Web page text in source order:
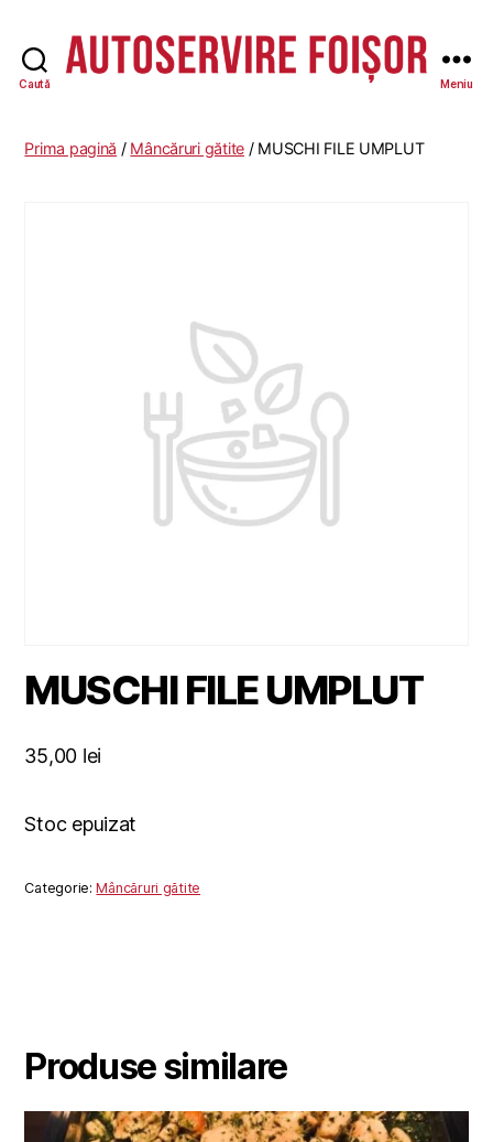
Caută Meniu
Prima pagină / Mâncăruri gătite / MUSCHI FILE UMPLUT
MUSCHI FILE UMPLUT
35,00 lei
Stoc epuizat
Categorie:Mâncăruri gătite
Produse similare